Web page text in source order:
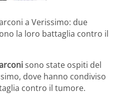
a Verissimo: due
la loro battaglia contro il
sono state ospiti del
dove hanno condiviso
contro il tumore.